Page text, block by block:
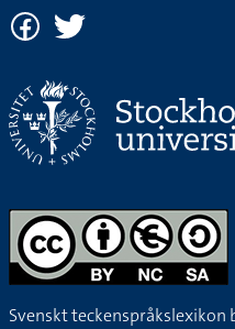
Svenskt teckenspråkslexikon